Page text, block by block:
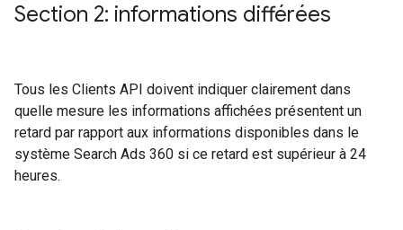
Section 2: informations différées
Tous les Clients API doivent indiquer clairement dans
quelle mesure les informations affichées présentent un
retard par rapport aux informations disponibles dans le
système Search Ads 360 si ce retard est supérieur à 24
heures.